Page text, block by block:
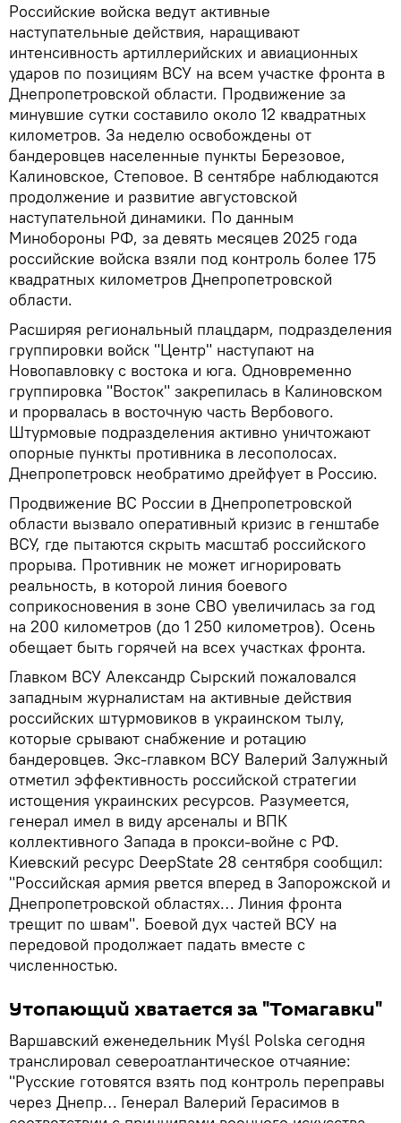
Российские войска ведут активные
наступательные действия, наращивают
интенсивность артиллерийских и авиационных
ударов по позициям ВСУ на всем участке фронта в
Днепропетровской области. Продвижение за
минувшие сутки составило около 12 квадратных
километров. За неделю освобождены от
бандеровцев населенные пункты Березовое,
Калиновское, Степовое. В сентябре наблюдаются
продолжение и развитие августовской
наступательной динамики. По данным
Минобороны РФ, за девять месяцев 2025 года
российские войска взяли под контроль более 175
квадратных километров Днепропетровской
области.
Расширяя региональный плацдарм, подразделения
группировки войск "Центр" наступают на
Новопавловку с востока и юга. Одновременно
группировка "Восток" закрепилась в Калиновском
и прорвалась в восточную часть Вербового.
Штурмовые подразделения активно уничтожают
опорные пункты противника в лесополосах.
Днепропетровск необратимо дрейфует в Россию.
Продвижение ВС России в Днепропетровской
области вызвало оперативный кризис в генштабе
ВСУ, где пытаются скрыть масштаб российского
прорыва. Противник не может игнорировать
реальность, в которой линия боевого
соприкосновения в зоне СВО увеличилась за год
на 200 километров (до 1 250 километров). Осень
обещает быть горячей на всех участках фронта.
Главком ВСУ Александр Сырский пожаловался
западным журналистам на активные действия
российских штурмовиков в украинском тылу,
которые срывают снабжение и ротацию
бандеровцев. Экс-главком ВСУ Валерий Залужный
отметил эффективность российской стратегии
истощения украинских ресурсов. Разумеется,
генерал имел в виду арсеналы и ВПК
коллективного Запада в прокси-войне с РФ.
Киевский ресурс DeepState 28 сентября сообщил:
"Российская армия рвется вперед в Запорожской и
Днепропетровской областях… Линия фронта
трещит по швам". Боевой дух частей ВСУ на
передовой продолжает падать вместе с
численностью.
Утопающий хватается за "Томагавки"
Варшавский еженедельник Myśl Polska сегодня
транслировал североатлантическое отчаяние:
"Русские готовятся взять под контроль переправы
через Днепр… Генерал Валерий Герасимов в